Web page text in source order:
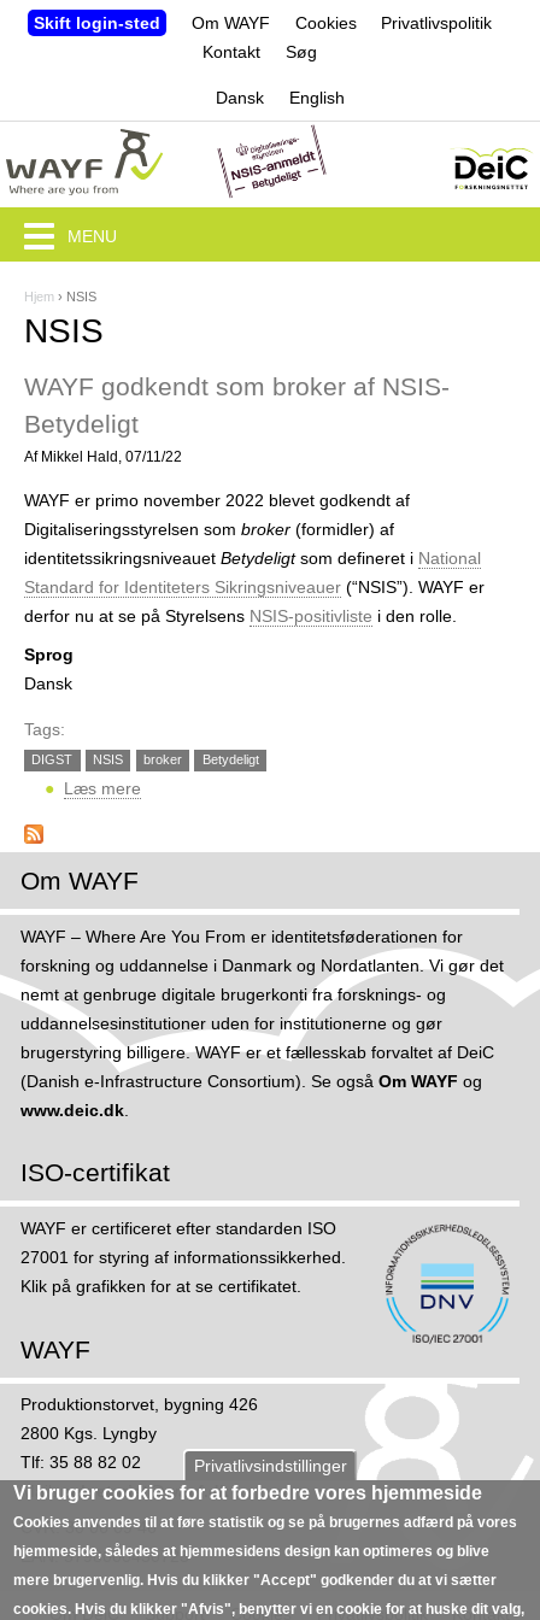
Jump to navigation
Skift login-sted Om WAYF Cookies
Privatlivspolitik
Kontakt
Søg
Dansk English
D
u
e
r
r
Hjem › NSIS
NSIS
WAYF godkendt som broker af NSIS-
Betydeligt
Af Mikkel Hald , 07/11/22
WAYF er primo november 2022 blevet godkendt af
Digitaliseringsstyrelsen som broker (formidler) af
identitetssikringsniveauet Betydeligtsom defineret i National
Standard for Identiteters Sikringsniveauer (“NSIS”). WAYF er
derfor nu at se på Styrelsens NSIS-positivliste i den rolle.
Sprog
Dansk
Tags:
DIGST NSIS broker Betydeligt
Læs mere
o
Y
F
g
o
d
k
e
t
o
m
b
e
r
f
N
S
S
MENU
Om WAYF
WAYF – Where Are You From er identitetsføderationen for
forskning og uddannelse i Danmark og Nordatlanten. Vi gør det
nemt at genbruge digitale brugerkonti fra forsknings- og
uddannelsesinstitutioner uden for institutionerne og gør
brugerstyring billigere. WAYF er et fællesskab forvaltet af DeiC
(Danish e-Infrastructure Consortium). Se også Om WAYF og
www.deic.dk.
ISO-certifikat
WAYF er certificeret efter standarden ISO
27001 for styring af informations­sikker­hed.
Klik på grafikken for at se certifikatet.
WAYF
Produktionstorvet, bygning 426
2800 Kgs. Lyngby
Tlf: 35 88 82 02
Mail:sekretariat@wayf.dk
CVR: 30 06 09 46
EAN: 5798000430723
Om DeiC Support Cookies Privatlivspolitik Kontakt
Privatlivsindstillinger
Vi bruger cookies for at forbedre vores hjemmeside
Cookies anvendes til at føre statistik og se på brugernes adfærd på vores
hjemmeside, således at hjemmesidens design kan optimeres og blive
mere brugervenlig. Hvis du klikker "Accept" godkender du at vi sætter
cookies. Hvis du klikker "Afvis", benytter vi en cookie for at huske dit valg,